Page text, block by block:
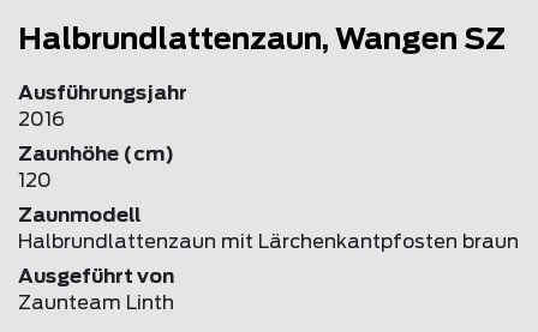
Halbrundlattenzaun, Wangen SZ
Ausführungsjahr
2016
Zaunhöhe (cm)
120
Zaunmodell
Halbrundlattenzaun mit Lärchenkantpfosten braun
Ausgeführt von
Zaunteam Linth